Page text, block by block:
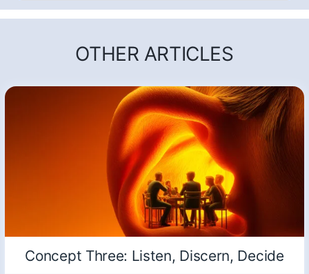
OTHER ARTICLES
Concept Three: Listen, Discern, Decide